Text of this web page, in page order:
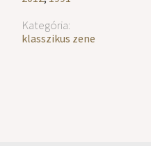
Kategória:
klasszikus zene